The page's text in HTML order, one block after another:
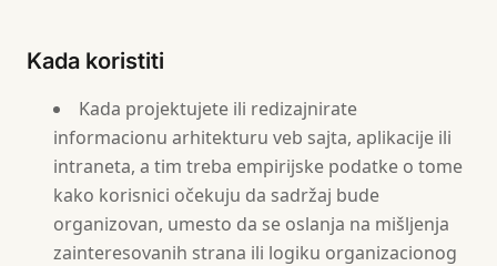
Kada koristiti
Kada projektujete ili redizajnirate
informacionu arhitekturu veb sajta, aplikacije ili
intraneta, a tim treba empirijske podatke o tome
kako korisnici očekuju da sadržaj bude
organizovan, umesto da se oslanja na mišljenja
zainteresovanih strana ili logiku organizacionog